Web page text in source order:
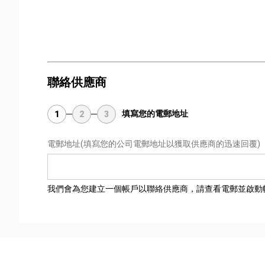
聯絡供應商
1 2 3 填寫您的電郵地址
電郵地址(填寫您的公司電郵地址以獲取供應商的迅速回覆)
我們會為您建立一個帳戶以聯絡供應商，請查看電郵並啟動